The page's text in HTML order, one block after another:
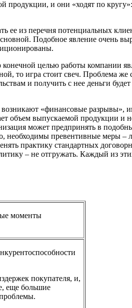
и они «ходят по
из перечня потенциальных
Подобное явление
целью работы компании
то игра стоит свеч. Проблема
и получить с нее деньги
«финансовые
объем выпускаемой продукции
может предпринять в
необходимы превентивные меры
практику стандартных
– не отгружать. Каждый из
моменты
покупателя, и,
еще большие